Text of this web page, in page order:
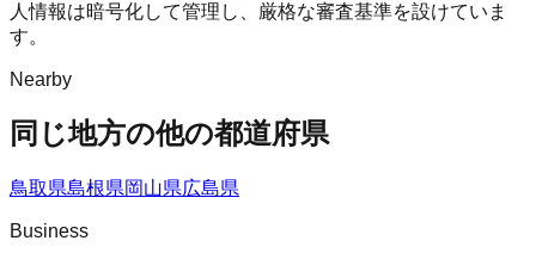
人情報は暗号化して管理し、厳格な審査基準を設けていま
す。
Nearby
同じ地方の他の都道府県
鳥取県島根県岡山県広島県
Business